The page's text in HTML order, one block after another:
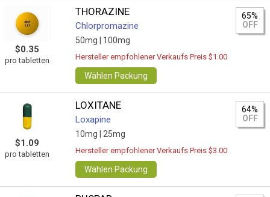
$0.35
pro tabletten
THORAZINE
Chlorpromazine
50mg | 100mg
65%
OFF
Hersteller empfohlener Verkaufs Preis $1.00
Wählen Packung
$1.09
pro tabletten
LOXITANE
Loxapine
10mg | 25mg
64%
OFF
Hersteller empfohlener Verkaufs Preis $3.00
Wählen Packung